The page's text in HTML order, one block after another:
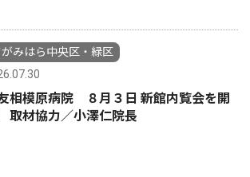
がみはら中央区・緑区
相模原病院 ８月３日 新館内覧会を開
材協力／小澤仁院長